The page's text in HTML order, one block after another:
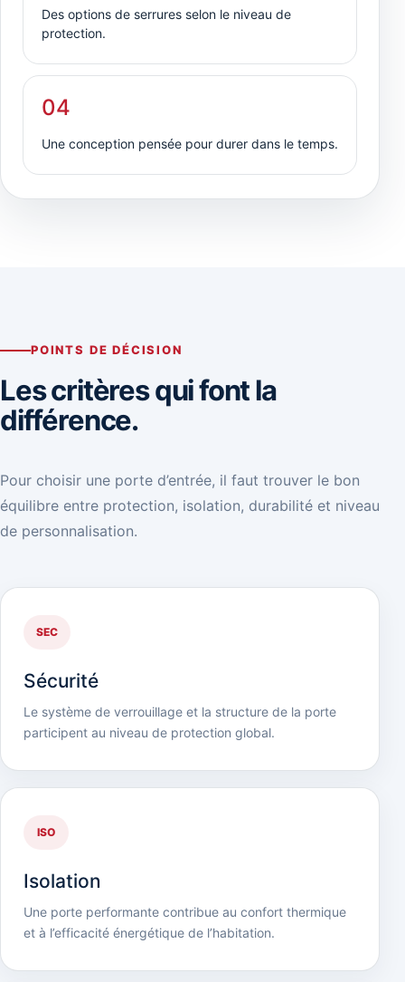
Des options de serrures selon le niveau de
protection.
04
Une conception pensée pour durer dans le temps.
POINTS DE DÉCISION
Les critères qui font la
différence.
Pour choisir une porte d’entrée, il faut trouver le bon
équilibre entre protection, isolation, durabilité et niveau
de personnalisation.
SEC
Sécurité
Le système de verrouillage et la structure de la porte
participent au niveau de protection global.
ISO
Isolation
Une porte performante contribue au confort thermique
et à l’efficacité énergétique de l’habitation.